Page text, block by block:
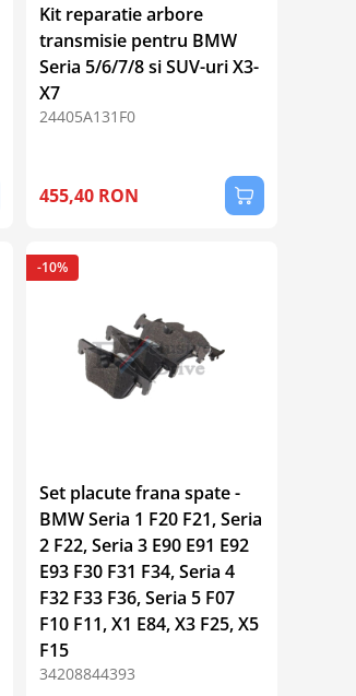
Kit reparatie arbore
transmisie pentru BMW
Seria 5/6/7/8 si SUV-uri X3-
X7
24405A131F0
455,40 RON
Set placute frana spate -
BMW Seria 1 F20 F21, Seria
2 F22, Seria 3 E90 E91 E92
E93 F30 F31 F34, Seria 4
F32 F33 F36, Seria 5 F07
F10 F11, X1 E84, X3 F25, X5
F15
34208844393
-10%